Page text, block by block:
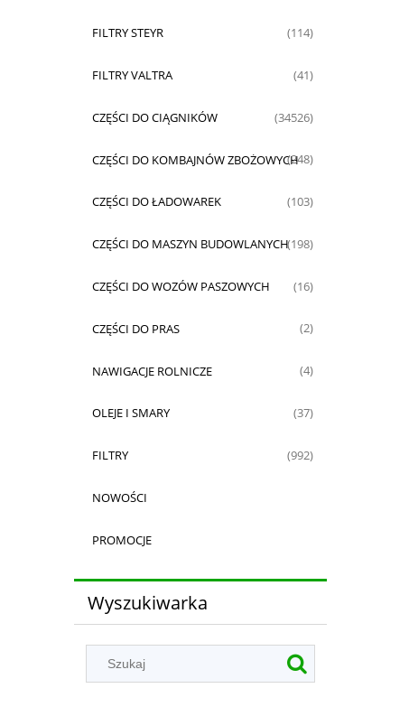
FILTRY STEYR (114)
FILTRY VALTRA (41)
CZĘŚCI DO CIĄGNIKÓW (34526)
CZĘŚCI DO KOMBAJNÓW ZBOŻOWYCH(248)
CZĘŚCI DO ŁADOWAREK (103)
CZĘŚCI DO MASZYN BUDOWLANYCH(198)
CZĘŚCI DO WOZÓW PASZOWYCH (16)
CZĘŚCI DO PRAS (2)
NAWIGACJE ROLNICZE (4)
OLEJE I SMARY (37)
FILTRY (992)
NOWOŚCI
PROMOCJE
Wyszukiwarka